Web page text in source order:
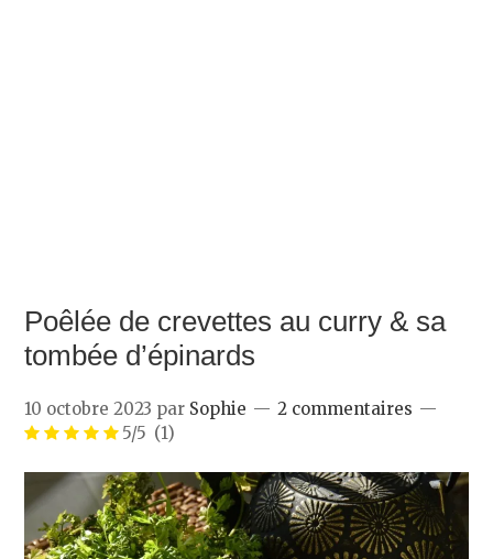
Poêlée de crevettes au curry & sa
tombée d’épinards
10 octobre 2023 par Sophie
2 commentaires
5/5 (1)